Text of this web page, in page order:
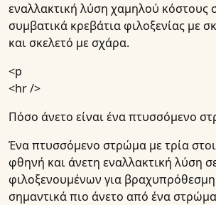
εναλλακτική λύση χαμηλού κόστους
συμβατικά κρεβάτια φιλοξενίας με
και σκελετό με σχάρα.
<p
<hr />
Πόσο άνετο είναι ένα πτυσσόμενο
Ένα πτυσσόμενο στρώμα με τρία
φθηνή και άνετη εναλλακτική λύση
φιλοξενουμένων για βραχυπρόθεσμη
σημαντικά πιο άνετο από ένα